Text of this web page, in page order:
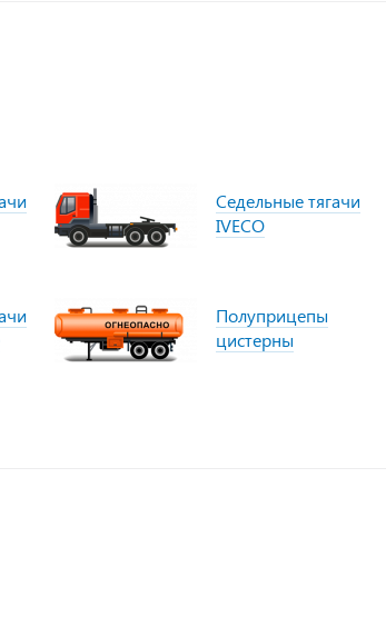
Седельные тягачи
IVECO
Полуприцепы
цистерны